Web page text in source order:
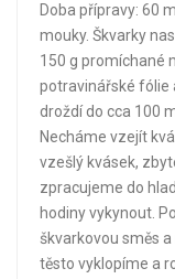
Doba přípravy: 60
mouky. Škvarky
150 g promíchané
potravinářské fólie
droždí do cca 100
Necháme vzejít
vzešlý kvásek,
zpracujeme do
hodiny vykynout.
škvarkovou směs
těsto vyklopíme a